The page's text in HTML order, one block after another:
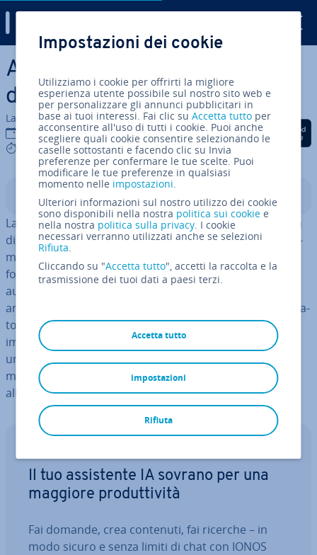
Vai al contenuto prin­ci­pa­le
AVIF: il formato per immagini
del futuro
La redazione di IONOS
19 lug 2021
9 mins
Condividi via Facebook
Condividi via Twitter
Condividi via
Indice
La com­pres­sio­ne dei file è unatec­no­lo­gia chiave
per la
di­gi­ta­liz­za­zio­ne, poiché è in grado di al­leg­ge­ri­re no­te­vol­
men­te le risorse delle in­fra­strut­tu­re di rete. Il nuovo
formato AVIF dovrebbe in futuro con­tri­bui­re ad
aumentare l’
arrivare a so­sti­tui­re il formato JPEG, da anni il più uti­liz­za­
to in assoluto. Rispetto a JPEG, AVIF comprime le
immagini in maniera molto più ef­fi­cien­te e offre anche
una migliore qualità dell’immagine. Per questo sono
molte le aziende digitali in tutto il mondo a in­te­res­sar­si
all’im­ple­men­ta­zio­ne del nuovo formato d’immagine.
Il tuo as­si­sten­te IA sovrano per una
maggiore pro­dut­ti­vi­tà
Fai domande, crea contenuti, fai ricerche – in
modo sicuro e senza limiti di chat con IONOS
Impostazioni dei cookie
Utilizziamo i cookie per offrirti la migliore
esperienza utente possibile sul nostro sito web e
per personalizzare gli annunci pubblicitari in
base ai tuoi interessi. Fai clic suAccetta tutto per
acconsentire all'uso di tutti i cookie. Puoi anche
scegliere quali cookie consentire selezionando le
caselle sottostanti e facendo clic su Invia
preferenze per confermare le tue scelte. Puoi
modificare le tue preferenze in qualsiasi
momento nelle impostazioni.
Ulteriori informazioni sul nostro utilizzo dei cookie
sono disponibili nella nostra politica sui cookie e
nella nostra politica sulla privacy. I cookie
necessari verranno utilizzati anche se selezioni
Rifiuta.
Cliccando su "Accetta tutto", accetti la raccolta e la
trasmissione dei tuoi dati a paesi terzi.
Accetta tutto
Rifiuta
impostazioni